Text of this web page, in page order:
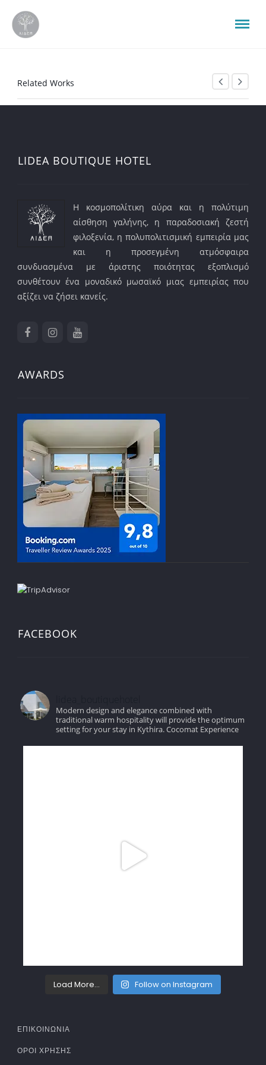
Related Works
LIDEA BOUTIQUE HOTEL
Η κοσμοπολίτικη αύρα και η πολύτιμη
αίσθηση γαλήνης, η παραδοσιακή ζεστή
φιλοξενία, η πολυπολιτισμική εμπειρία μας
και η προσεγμένη ατμόσφαιρα
συνδυασμένα με άριστης ποιότητας εξοπλισμό
συνθέτουν ένα μοναδικό μωσαϊκό μιας εμπειρίας που
αξίζει να ζήσει κανείς.
AWARDS
FACEBOOK
Modern design and elegance combined with
traditional warm hospitality will provide the optimum
setting for your stay in Kythira.Cocomat Experience
Load More... Follow on Instagram
ΕΠΙΚΟΙΝΩΝΙΑ
ΌΡΟΙ ΧΡΉΣΗΣ